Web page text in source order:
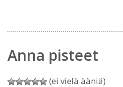
Anna pisteet
(ei vielä ääniä)